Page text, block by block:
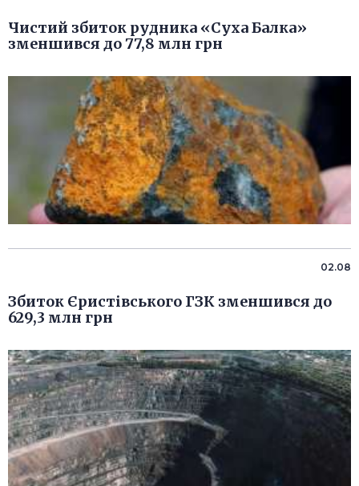
Чистий збиток рудника «Суха Балка»
зменшився до 77,8 млн грн
02.08
Збиток Єристівського ГЗК зменшився до
629,3 млн грн